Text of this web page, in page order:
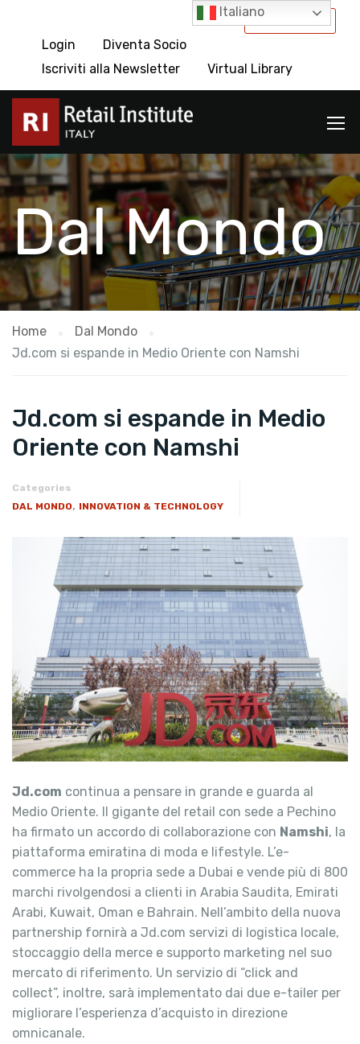
International
Login
Diventa Socio
Iscriviti alla Newsletter
Virtual Library
Dal Mondo
Home
Dal Mondo
Jd.com si espande in Medio Oriente con Namshi
Jd.com si espande in Medio
Oriente con Namshi
Categories
DAL MONDO, INNOVATION & TECHNOLOGY
Jd.com continua a pensare in grande e guarda al
Medio Oriente. Il gigante del retail con sede a Pechino
ha firmato un accordo di collaborazione con Namshi, la
piattaforma emiratina di moda e lifestyle. L’e-
commerce ha la propria sede a Dubai e vende più di 800
marchi rivolgendosi a clienti in Arabia Saudita, Emirati
Arabi, Kuwait, Oman e Bahrain. Nell’ambito della nuova
partnership fornirà a Jd.com servizi di logistica locale,
stoccaggio della merce e supporto marketing nel suo
mercato di riferimento. Un servizio di “click and
collect”, inoltre, sarà implementato dai due e-tailer per
migliorare l’esperienza d’acquisto in direzione
omnicanale.
Italiano